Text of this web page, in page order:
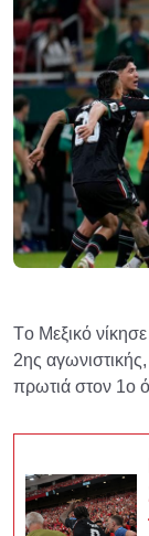
Tο Μεξικό
2ης
πρωτιά στον 1ο